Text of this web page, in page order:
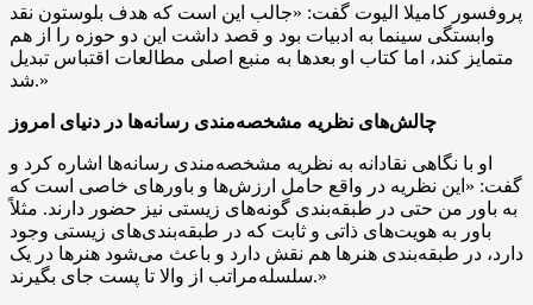
پروفسور کامیلا الیوت گفت: «جالب این است که هدف بلوستون نقد
وابستگی سینما به ادبیات بود و قصد داشت این دو حوزه را از هم
متمایز کند، اما کتاب او بعدها به منبع اصلی مطالعات اقتباس تبدیل
شد.»
چالش‌های نظریه مشخصه‌مندی رسانه‌ها در دنیای امروز
او با نگاهی نقادانه به نظریه مشخصه‌مندی رسانه‌ها اشاره کرد و
گفت: «این نظریه در واقع حامل ارزش‌ها و باورهای خاصی است که
به باور من حتی در طبقه‌بندی گونه‌های زیستی نیز حضور دارند. مثلاً
باور به هویت‌های ذاتی و ثابت که در طبقه‌بندی‌های زیستی وجود
دارد، در طبقه‌بندی هنرها هم نقش دارد و باعث می‌شود هنرها در یک
سلسله‌مراتب از والا تا پست جای بگیرند.»